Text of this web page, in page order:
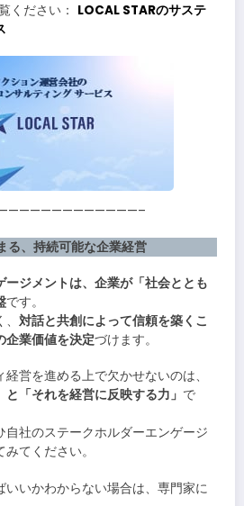
ください： LOCAL STARのサステ
る、持続可能な企業経営
ージメントは、企業が「社会ととも
です。
対話と共創によって信頼を築くこ
企業価値を決定づけます。
営を進める上で欠かせないのは、
と「それを経営に反映する力」 で
自社のステークホルダーエンゲージ
てください。
いいかわからない場合は、専門家に